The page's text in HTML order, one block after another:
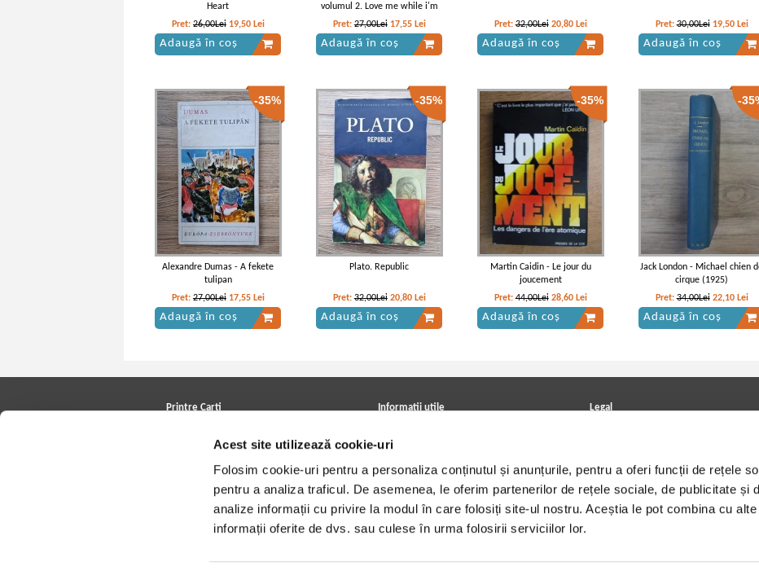
Acest site utilizează cookie-uri
Folosim cookie-uri pentru a personaliza conținutul și anunțurile, pentru a oferi funcții de rețele
pentru a analiza traficul. De asemenea, le oferim partenerilor de rețele sociale, de publicitate și
analize informații cu privire la modul în care folosiți site-ul nostru. Aceștia le pot combina cu alte
informații oferite de dvs. sau culese în urma folosirii serviciilor lor.
Francois Rabelais - Gargantua Rabelais - Gargantua
Francois Rabelais - Oeuvres,
volumul 1. Gargantua (1926)
Francois Rabelais - Gargantua
Rabelais - Gargantua Francois Rabelais - Gargantua Francois Rabelais - Gargantua
Heart
Pret: 26,00Lei 19,50 Lei
Adaugă în coș
volumul 2. Love me while i'm
gone
Pret:27,00Lei 17,55 Lei
Adaugă în coș
Pret:32,00Lei 20,80 Lei
Adaugă în coș
Pret:30,00Lei 19,50 Lei
Adaugă în coș
-35%
Alexandre Dumas - A fekete
tulipan
Pret: 27,00Lei 17,55 Lei
Adaugă în coș
-35%
Plato. Republic
Pret:32,00Lei 20,80 Lei
Adaugă în coș
-35%
Martin Caidin - Le jour du
joucement
Pret:44,00Lei 28,60 Lei
Adaugă în coș
-
Jack London - Michael chien
cirque (1925)
Pret:34,00Lei 22,10 Lei
Adaugă în coș
Printre Carti
Cele mai căutate cărți
Blog Printre Carti
Cărţi sub 5 lei
Cărţi sub 8 lei
Artiști/Trupe
Informatii utile
Achizitii viniluri, casete, CD/DVD
Cum cumpar?
Politica de livrare
Retur comenzi
Angajari - Cariere
Legal
Termeni si conditii
Utilizare cookie-uri